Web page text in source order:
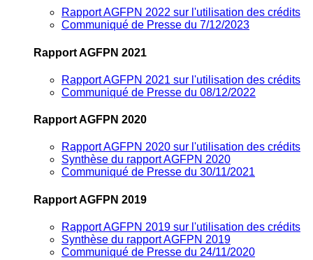
Rapport AGFPN 2022 sur l'utilisation des crédits
Communiqué de Presse du 7/12/2023
Rapport AGFPN 2021
Rapport AGFPN 2021 sur l'utilisation des crédits
Communiqué de Presse du 08/12/2022
Rapport AGFPN 2020
Rapport AGFPN 2020 sur l'utilisation des crédits
Synthèse du rapport AGFPN 2020
Communiqué de Presse du 30/11/2021
Rapport AGFPN 2019
Rapport AGFPN 2019 sur l'utilisation des crédits
Synthèse du rapport AGFPN 2019
Communiqué de Presse du 24/11/2020